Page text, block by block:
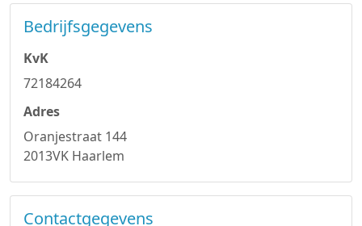
Bedrijfsgegevens
KvK
72184264
Adres
Oranjestraat 144
2013VK Haarlem
Contactgegevens